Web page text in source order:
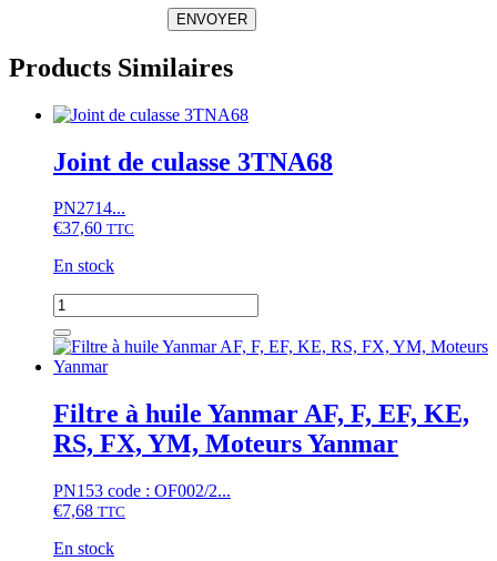
ENVOYER
Products Similaires
Joint de culasse 3TNA68
PN2714...
€37,60 TTC
En stock
quantité
de
Joint
de
3TNA68
Filtre à huile Yanmar AF, F, EF, KE,
RS, FX, YM, Moteurs Yanmar
PN153 code : OF002/2...
€7,68 TTC
En stock